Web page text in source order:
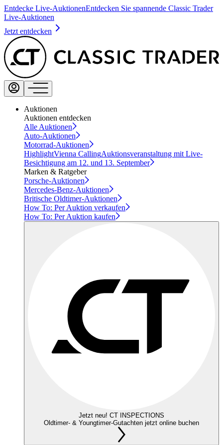
Entdecke Live-AuktionenEntdecken Sie spannende Classic Trader
Live-Auktionen
Jetzt entdecken
Auktionen
Auktionen entdecken
Alle Auktionen
Auto-Auktionen
Motorrad-Auktionen
HighlightVienna CallingAuktionsveranstaltung mit Live-
Besichtigung am 12. und 13. September
Marken & Ratgeber
Porsche-Auktionen
Mercedes-Benz-Auktionen
Britische Oldtimer-Auktionen
How To: Per Auktion verkaufen
How To: Per Auktion kaufen
Jetzt neu! CT INSPECTIONS
Oldtimer- & Youngtimer-Gutachten jetzt online buchen